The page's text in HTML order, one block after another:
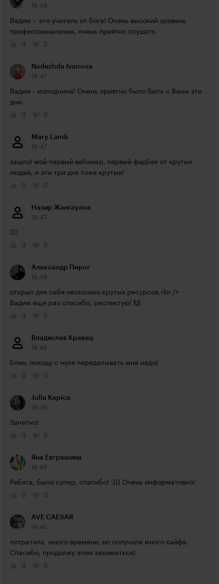
19:48
Вадим – это учитель от бога! Очень высокий уровень
профессионализма, очень приятно слушать
0
0
Nadezhda Ivanova
19:47
Вадим - молодчина! Очень приятно было быть с Вами эти
дни.
0
0
Mary Lamb
19:47
зашло! мой первый вебинар, первый фидбек от крутых
людей, и эти три дня тоже крутые!
0
0
Назир Жангаулов
19:47
👍🏻
0
0
Александр Пирог
19:46
открыл для себя несколько крутых ресурсов.<br />
Вадим еще раз спасибо, респектую! 🙌
0
0
Владислав Кравец
19:46
Блин, походу с нуля переделывать мне надо(
0
0
Julia Kapica
19:46
Зачетно!
0
0
Яна Евграшина
19:46
Ребята, было супер, спасибо! :))) Очень информативно!
0
0
AVE CAESAR
19:46
потратила  много времени, но получила много кайфа.
Спасибо, продолжу этим заниматься)
0
0